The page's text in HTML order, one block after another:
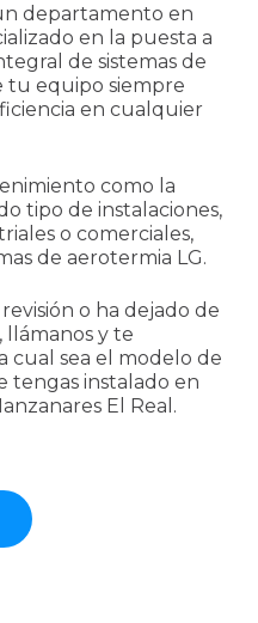
departamento en
en la puesta a
de sistemas de
tu equipo siempre
en cualquier
como la
tipo de instalaciones,
o comerciales,
de aerotermia LG.
o ha dejado de
y te
cual sea el modelo de
tengas instalado en
El Real.